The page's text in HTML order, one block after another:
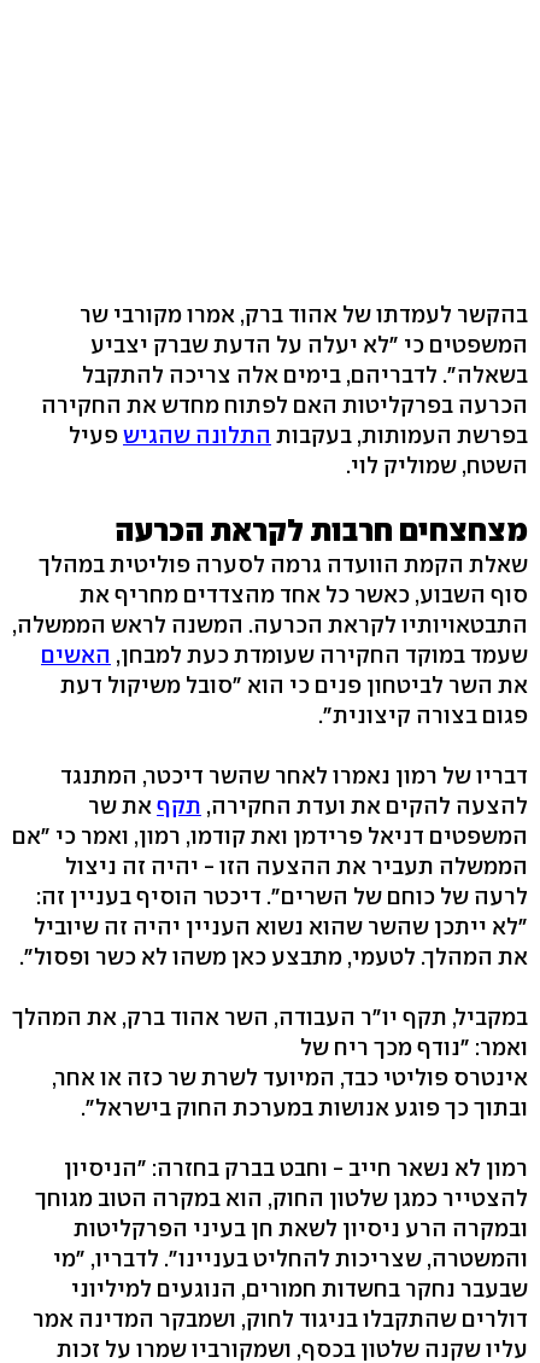
בהקשר לעמדתו של אהוד ברק, אמרו מקורבי שר
המשפטים כי "לא יעלה על הדעת שברק יצביע
בשאלה". לדבריהם, בימים אלה צריכה להתקבל
הכרעה בפרקליטות האם לפתוח מחדש את החקירה
בפרשת העמותות, בעקבות התלונה שהגישפעיל
השטח, שמוליק לוי.
מצחצחים חרבות לקראת הכרעה
שאלת הקמת הוועדה גרמה לסערה פוליטית במהלך
סוף השבוע, כאשר כל אחד מהצדדים מחריף את
התבטאויותיו לקראת הכרעה. המשנה לראש הממשלה,
שעמד במוקד החקירה שעומדת כעת למבחן, האשים
את השר לביטחון פנים כי הוא "סובל משיקול דעת
פגום בצורה קיצונית".
דבריו של רמון נאמרו לאחר שהשר דיכטר, המתנגד
להצעה להקים את ועדת החקירה, תקףאת שר
המשפטים דניאל פרידמן ואת קודמו, רמון, ואמר כי "אם
הממשלה תעביר את ההצעה הזו - יהיה זה ניצול
לרעה של כוחם של השרים". דיכטר הוסיף בעניין זה:
"לא ייתכן שהשר שהוא נשוא העניין יהיה זה שיוביל
את המהלך. לטעמי, מתבצע כאן משהו לא כשר ופסול".
במקביל, תקף יו"ר העבודה, השר אהוד ברק, את המהלך
ואמר: "נודף מכך ריח של
אינטרס פוליטי כבד, המיועד לשרת שר כזה או אחר,
ובתוך כך פוגע אנושות במערכת החוק בישראל".
רמון לא נשאר חייב - וחבט בברק בחזרה: "הניסיון
להצטייר כמגן שלטון החוק, הוא במקרה הטוב מגוחך
ובמקרה הרע ניסיון לשאת חן בעיני הפרקליטות
והמשטרה, שצריכות להחליט בעניינו". לדבריו, "מי
שבעבר נחקר בחשדות חמורים, הנוגעים למיליוני
דולרים שהתקבלו בניגוד לחוק, ושמבקר המדינה אמר
עליו שקנה שלטון בכסף, ושמקורביו שמרו על זכות